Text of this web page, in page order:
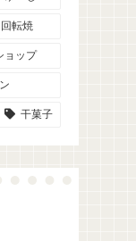
回転焼
ョップ
干菓子